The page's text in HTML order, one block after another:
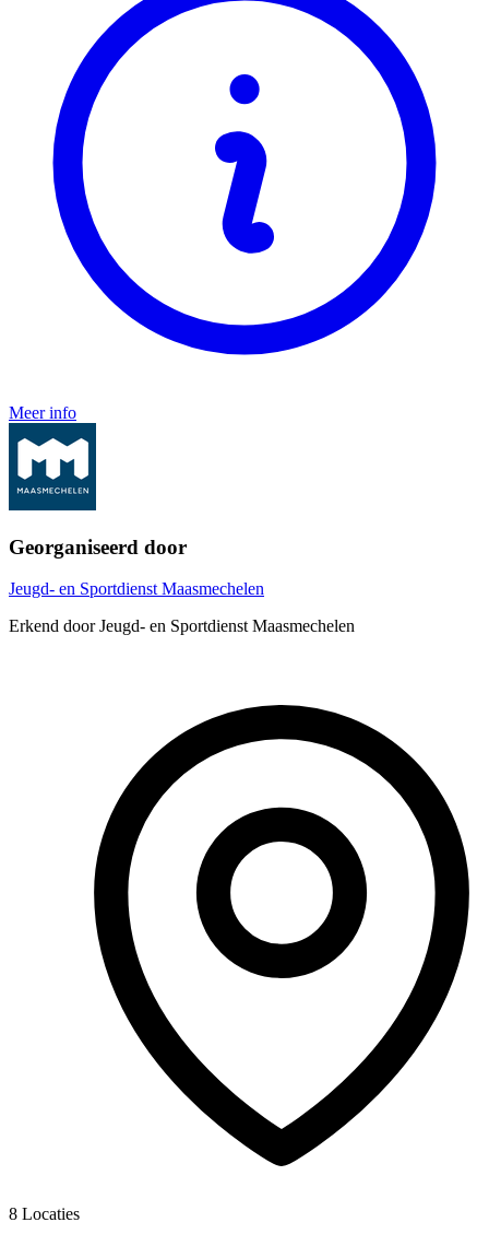
Meer info
Georganiseerd door
Jeugd- en Sportdienst Maasmechelen
Erkend door Jeugd- en Sportdienst Maasmechelen
8 Locaties